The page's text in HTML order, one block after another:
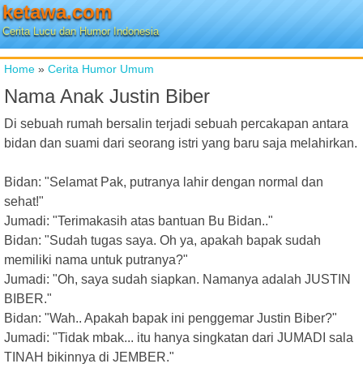
ketawa.com
Cerita Lucu dan Humor Indonesia
Home » Cerita Humor Umum
Nama Anak Justin Biber
Di sebuah rumah bersalin terjadi sebuah percakapan antara
bidan dan suami dari seorang istri yang baru saja melahirkan.
Bidan: "Selamat Pak, putranya lahir dengan normal dan
sehat!"
Jumadi: "Terimakasih atas bantuan Bu Bidan.."
Bidan: "Sudah tugas saya. Oh ya, apakah bapak sudah
memiliki nama untuk putranya?"
Jumadi: "Oh, saya sudah siapkan. Namanya adalah JUSTIN
BIBER."
Bidan: "Wah.. Apakah bapak ini penggemar Justin Biber?"
Jumadi: "Tidak mbak... itu hanya singkatan dari JUMADI sala
TINAH bikinnya di JEMBER."